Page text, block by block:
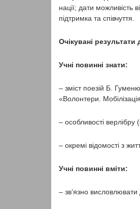
нації; дати можливість
підтримка та співчуття.
Очікувані результати
Учні повинні знати:
– зміст поезій Б.
«Волонтери.
– особливості верлібру
– окремі відомості з
Учні повинні вміти:
– зв’язно